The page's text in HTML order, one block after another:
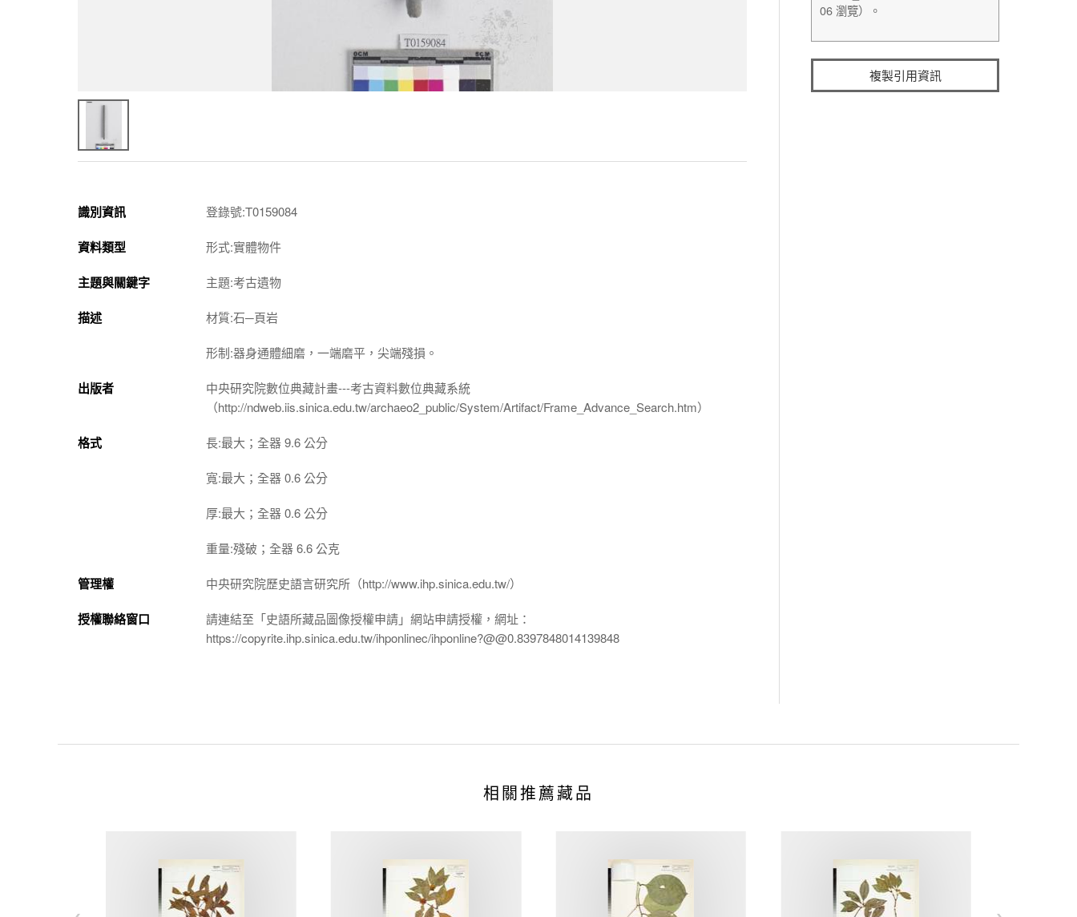
識別資訊 登錄號:T0159084
資料類型 形式:實體物件
主題與關鍵字 主題:考古遺物
描述 材質:石─頁岩
形制:器身通體細磨，一端磨平，尖端殘損。
出版者
中央研究院數位典藏計畫---考古資料數位典藏系統
（http://ndweb.iis.sinica.edu.tw/archaeo2_public/System/Artifact/Frame_Advance_Search.htm）
格式 長:最大；全器 9.6 公分
寬:最大；全器 0.6 公分
厚:最大；全器 0.6 公分
重量:殘破；全器 6.6 公克
管理權 中央研究院歷史語言研究所（http://www.ihp.sinica.edu.tw/）
授權聯絡窗口
請連結至「史語所藏品圖像授權申請」網站申請授權，網址：
https://copyrite.ihp.sinica.edu.tw/ihponlinec/ihponline?@@0.8397848014139848
複製引用資訊
相關推薦藏品